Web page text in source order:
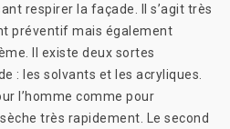
respirer la façade. Il s’agit très
préventif mais également
Il existe deux sortes
: les solvants et les acryliques.
l’homme comme pour
très rapidement. Le second